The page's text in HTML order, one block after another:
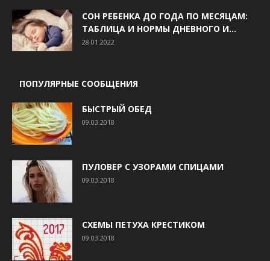
СОН РЕБЕНКА ДО ГОДА ПО МЕСЯЦАМ:
ТАБЛИЦА И НОРМЫ ДНЕВНОГО И...
28.01.2022
ПОПУЛЯРНЫЕ СООБЩЕНИЯ
БЫСТРЫЙ ОБЕД
09.03.2018
ПУЛОВЕР С УЗОРАМИ СПИЦАМИ
09.03.2018
СХЕМЫ ПЕТУХА КРЕСТИКОМ
09.03.2018